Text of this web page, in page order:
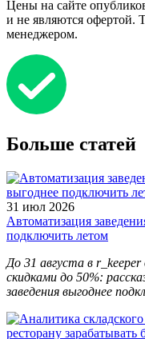
Цены на сайте
и не являются офертой.
менеджером.
Больше статей
31 июл 2026
Автоматизация
подключить летом
До 31 августа в
скидками до 50%:
заведения выгоднее